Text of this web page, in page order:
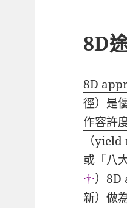
8D
8D
徑）是
作容許
（
或「八
·†·）8D
新）做